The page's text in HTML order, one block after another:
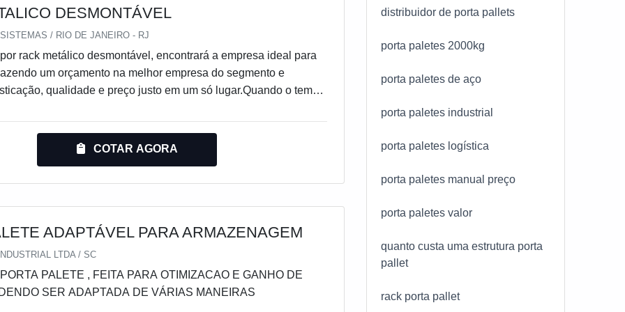
DESMONTÁVEL
/ RIO DE JANEIRO - RJ
rack metálico desmontável, encontrará a empresa ideal para
um orçamento na melhor empresa do segmento e
qualidade e preço justo em um só lugar.Quando o tema
com atendimento em todo território brasileiro e
IMPORTANTES DE RACK METALICO
empresa demonstrar competência, excelência e destaque em
em todo território brasileiro e países do Mercosul; Qualidade
da certificação pela Organização Nacional da Indústria de
COTAR AGORA
ADAPTÁVEL PARA ARMAZENAGEM
LTDA / SC
PALETE , FEITA PARA OTIMIZACAO E GANHO DE
SER ADAPTADA DE VÁRIAS MANEIRAS
distribuidor de porta pallets
porta paletes 2000kg
porta paletes de aço
porta paletes industrial
porta paletes logística
porta paletes manual preço
porta paletes valor
quanto custa uma estrutura porta
pallet
rack porta pallet